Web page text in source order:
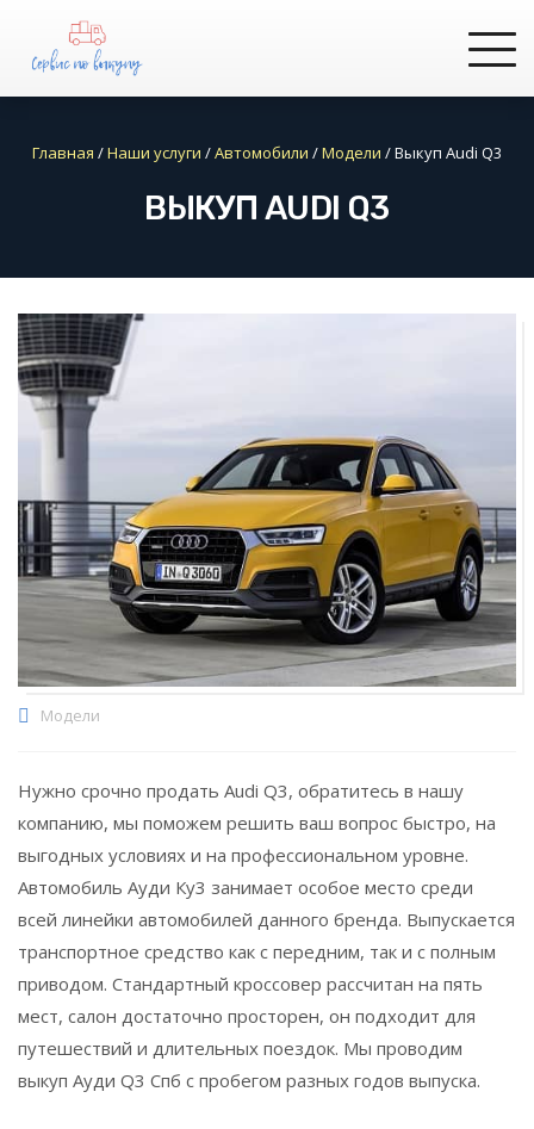
Главная /Наши услуги /Автомобили /Модели /Выкуп Audi Q3
ВЫКУП AUDI Q3
Модели
Нужно срочно продать Audi Q3, обратитесь в нашу
компанию, мы поможем решить ваш вопрос быстро, на
выгодных условиях и на профессиональном уровне.
Автомобиль Ауди Ку3 занимает особое место среди
всей линейки автомобилей данного бренда. Выпускается
транспортное средство как с передним, так и с полным
приводом. Стандартный кроссовер рассчитан на пять
мест, салон достаточно просторен, он подходит для
путешествий и длительных поездок. Мы проводим
выкуп Ауди Q3 Спб с пробегом разных годов выпуска.